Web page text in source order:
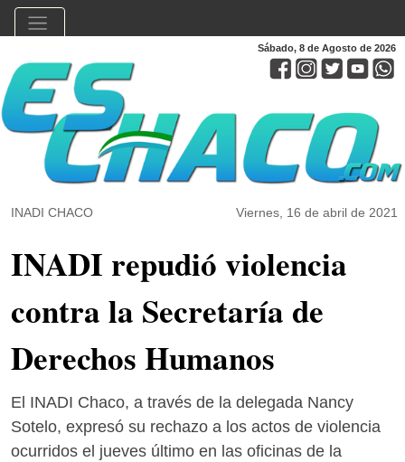
Sábado, 8 de Agosto de 2026
INADI CHACO Viernes, 16 de abril de 2021
INADI repudió violencia
contra la Secretaría de
Derechos Humanos
El INADI Chaco, a través de la delegada Nancy
Sotelo, expresó su rechazo a los actos de violencia
ocurridos el jueves último en las oficinas de la